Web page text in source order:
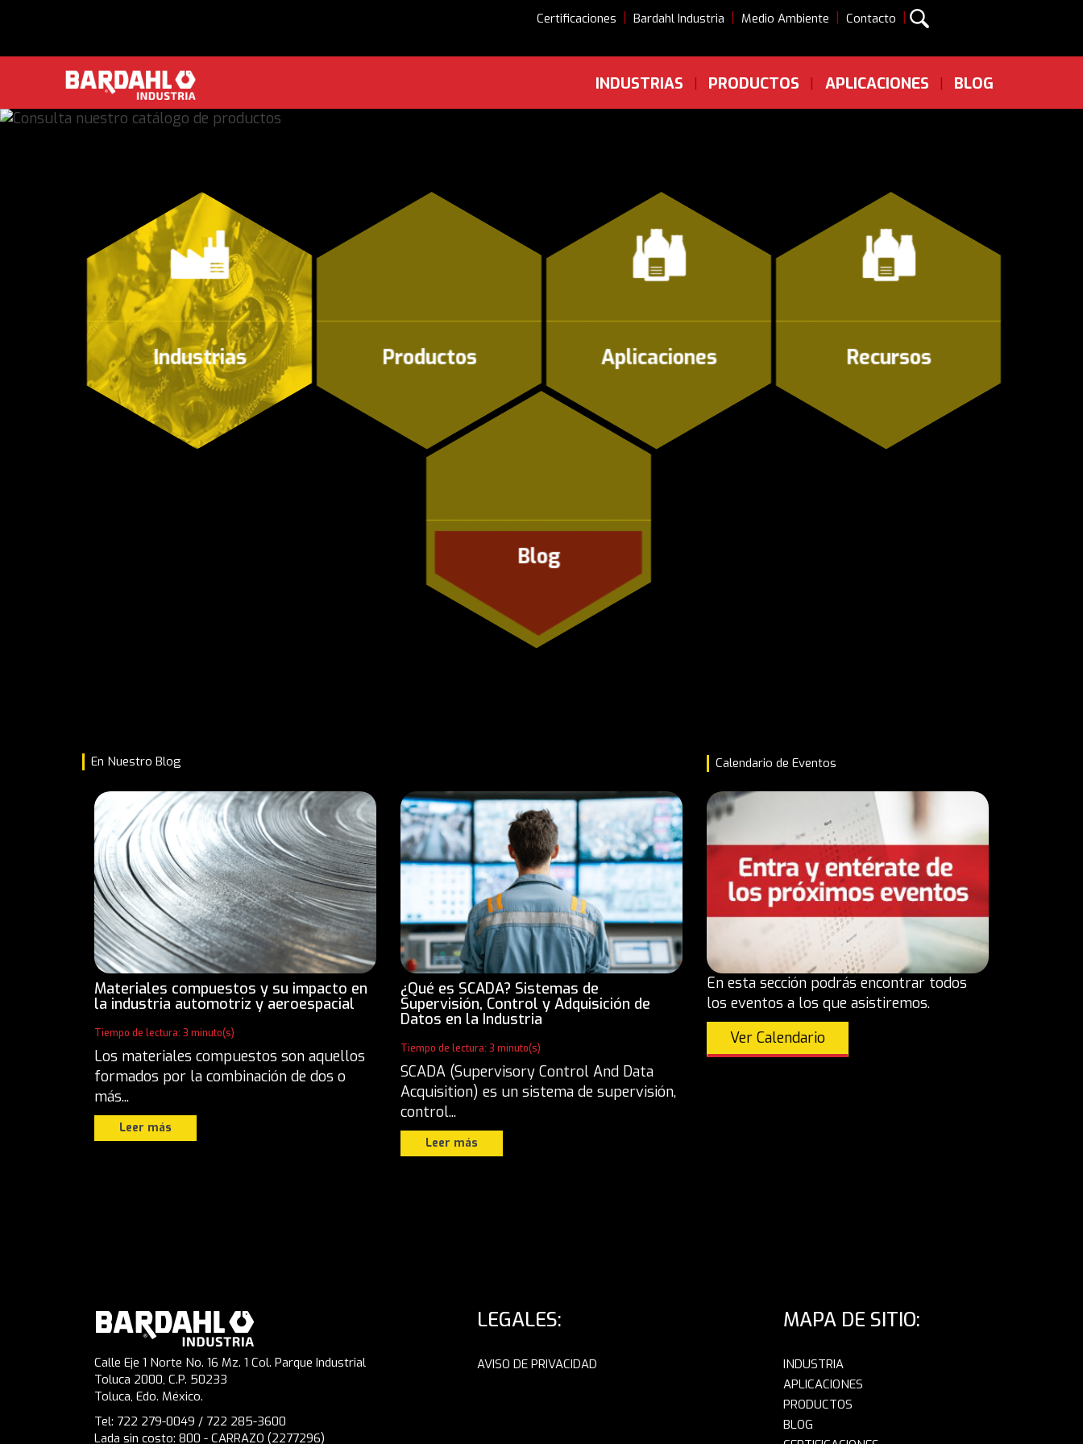
Certificaciones | Bardahl Industria | Medio Ambiente | Contacto |
INDUSTRIAS | PRODUCTOS | APLICACIONES | BLOG
En Nuestro Blog
Materiales compuestos y su impacto en
la industria automotriz y aeroespacial
Tiempo de lectura: 3 minuto(s)
Los materiales compuestos son aquellos
formados por la combinación de dos o
más...
Leer más
¿Qué es SCADA? Sistemas de
Supervisión, Control y Adquisición de
Datos en la Industria
Tiempo de lectura: 3 minuto(s)
SCADA (Supervisory Control And Data
Acquisition) es un sistema de supervisión,
control...
Leer más
Calendario de Eventos
En esta sección podrás encontrar todos
los eventos a los que asistiremos.
Ver Calendario
Calle Eje 1 Norte No. 16 Mz. 1 Col. Parque Industrial
Toluca 2000, C.P. 50233
Toluca, Edo. México.
Tel: 722 279-0049 / 722 285-3600
Lada sin costo: 800 - CARRAZO (2277296)
LEGALES:
AVISO DE PRIVACIDAD
MAPA DE SITIO:
INDUSTRIA
APLICACIONES
PRODUCTOS
BLOG